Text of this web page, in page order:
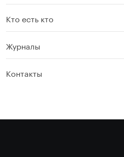
Кто есть кто
Журналы
Контакты